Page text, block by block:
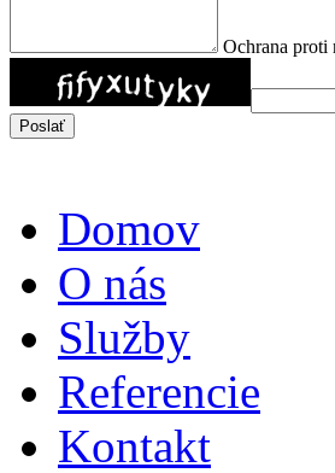
Ochrana proti
Domov
O nás
Služby
Referencie
Kontakt